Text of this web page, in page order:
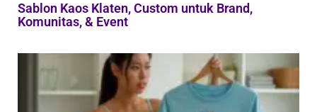
Sablon Kaos Klaten, Custom untuk Brand,
Komunitas, & Event